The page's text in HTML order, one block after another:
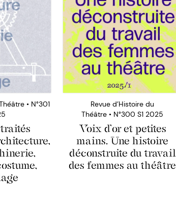
• N°301
Revue d’Histoire du
Théâtre • N°300 S1 2025
Voix d’or et petites
mains. Une histoire
déconstruite du travail
des femmes au théâtre